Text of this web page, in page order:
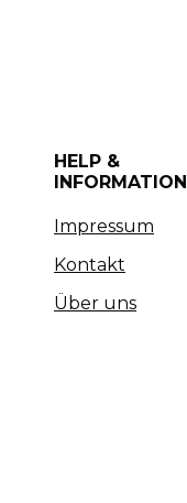
HELP &
INFORMATION
Impressum
Kontakt
Über uns